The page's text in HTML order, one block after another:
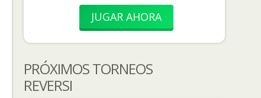
JUGAR AHORA
PRÓXIMOS TORNEOS
REVERSI